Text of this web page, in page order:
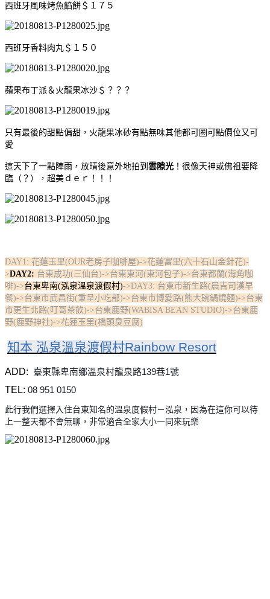
西班牙風味烤魚餡餅＄１７５
西班牙香料肉丸＄１５０
蘋果布丁派＆火龍果冰沙＄？？？
只有最後的甜點偏甜，火龍果冰砂有點無味其他都可圈可點價位又可
愛
這天下了一點陣雨，放晴後意外地拍到 雲隙光 ！很像天神或佛祖要降
臨（？），超美ｄｅｒ！！！
DAY1: 花蓮玉里(OUR老房子咖啡屋)->花蓮富里(六十石山金針花)-
>DAY2: 台東成功(三仙台)->台東東河(東河包子)->台東都蘭(海角咖
啡)->台東卑南(泓泉溫泉渡假村)->DAY3: 台東市新生路(晨吉司漢早
餐)->台東市武昌街(秉呈小吃部)->台東市博愛路(熊大碗鍋燒麵)->台東
市更生北路(叮哥茶飲)->台東鹿野(WABISA BEAN STUDIO)->台東鹿
野(鹿野神社)->花蓮玉里(橋頭臭豆腐)
知本 泓泉溫泉渡假村Rainbow Resort
ADD: 臺東縣卑南鄉溫泉村龍泉路139巷1號
TEL: 08 951 0150
此行我們選擇入住台東知名的溫泉度假村－泓泉，因為在這你可以待
上一整天都不會無聊，非常適合全家大小一同來玩樂